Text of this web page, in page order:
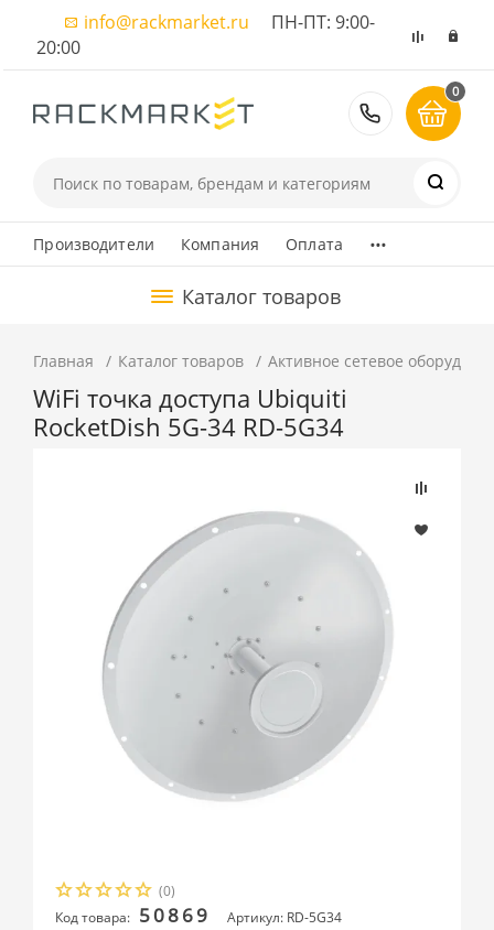
info@rackmarket.ru ПН-ПТ: 9:00-
20:00
8 (495)
0
Производители Компания Оплата ...
Каталог товаров
Главная Каталог товаров Активное сетевое
WiFi точка доступа Ubiquiti
RocketDish 5G-34 RD-5G34
(0)
Код товара: 50869
Артикул: RD-5G34